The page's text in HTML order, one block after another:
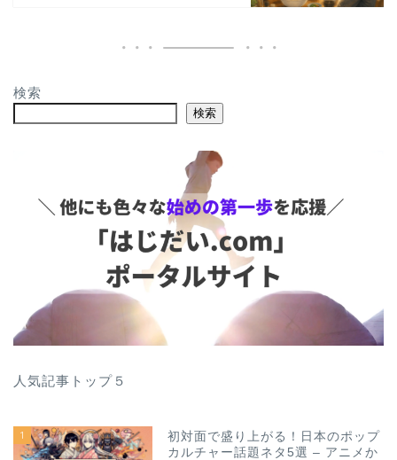
検索
検索
人気記事トップ５
1
初対面で盛り上がる！日本のポップ
カルチャー話題ネタ5選 – アニメか